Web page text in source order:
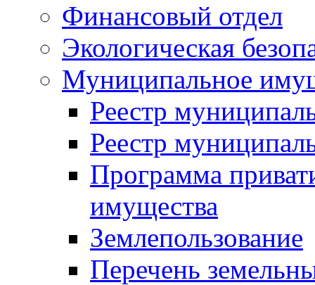
Финансовый отдел
Экологическая
Муниципальное
Реестр
Реестр
Программа
имущества
Землепользование
Перечень